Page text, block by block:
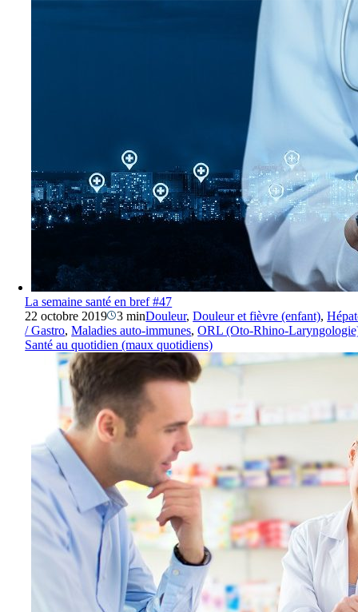
La semaine santé en bref #47
22 octobre 2019
3 minDouleur,Douleur et fièvre (enfant),
/ Gastro,Maladies auto-immunes,ORL (Oto-Rhino-
Santé au quotidien (maux quotidiens)